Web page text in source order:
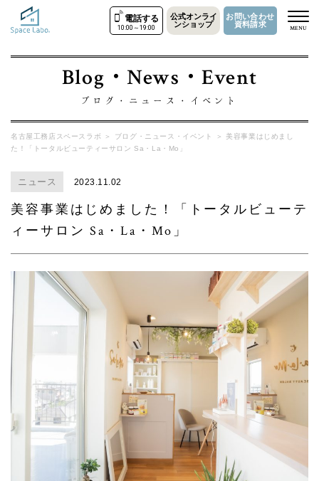
電話する
10:00～19:00
公式オンライ
ンショップ
お問い合わせ
資料請求
MENU
Blog・News・Event
ブログ・ニュース・イベント
名古屋工務店スペースラボ ＞ ブログ・ニュース・イベント ＞
美容事業はじめまし
た！「トータルビューティーサロン Sa・La・Mo」
ニュース 2023.11.02
美容事業はじめました！「トータルビューテ
ィーサロン Sa・La・Mo」